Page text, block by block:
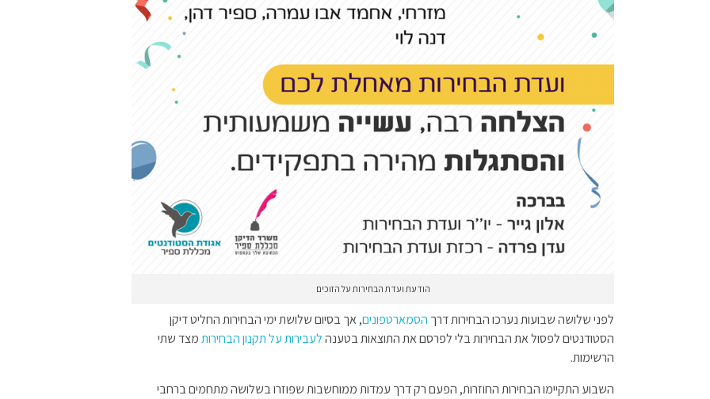
הודעת ועדת הבחירות על הזוכים
לפני שלושה שבועות נערכו הבחירות דרך הסמארטפונים, אך בסיום שלושת ימי הבחירות החליט דיקן
הסטודנטים לפסול את הבחירות בלי לפרסם את התוצאות בטענהלעבירות על תקנון הבחירותמצד שתי
הרשימות.
השבוע התקיימו הבחירות החוזרות, הפעם רק דרך עמדות ממוחשבות שפוזרו בשלושה מתחמים ברחבי